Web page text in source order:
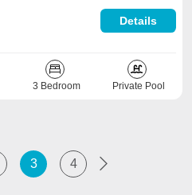
Details
3 Bedroom Private Pool
3 4